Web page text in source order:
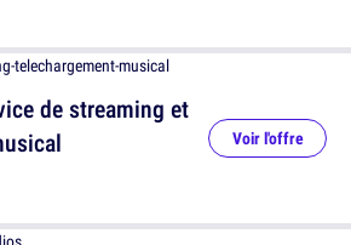
de streaming et
Voir l'offre